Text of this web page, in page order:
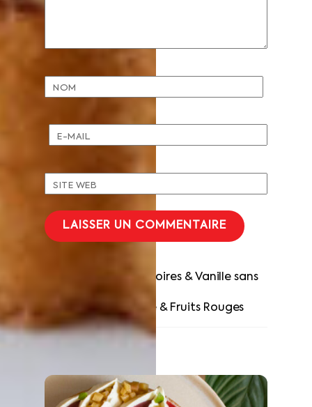
NOM
E-MAIL
SITE WEB
Charlotte aux Poires & Vanille sans
Bûche Vanille & Fruits Rouges